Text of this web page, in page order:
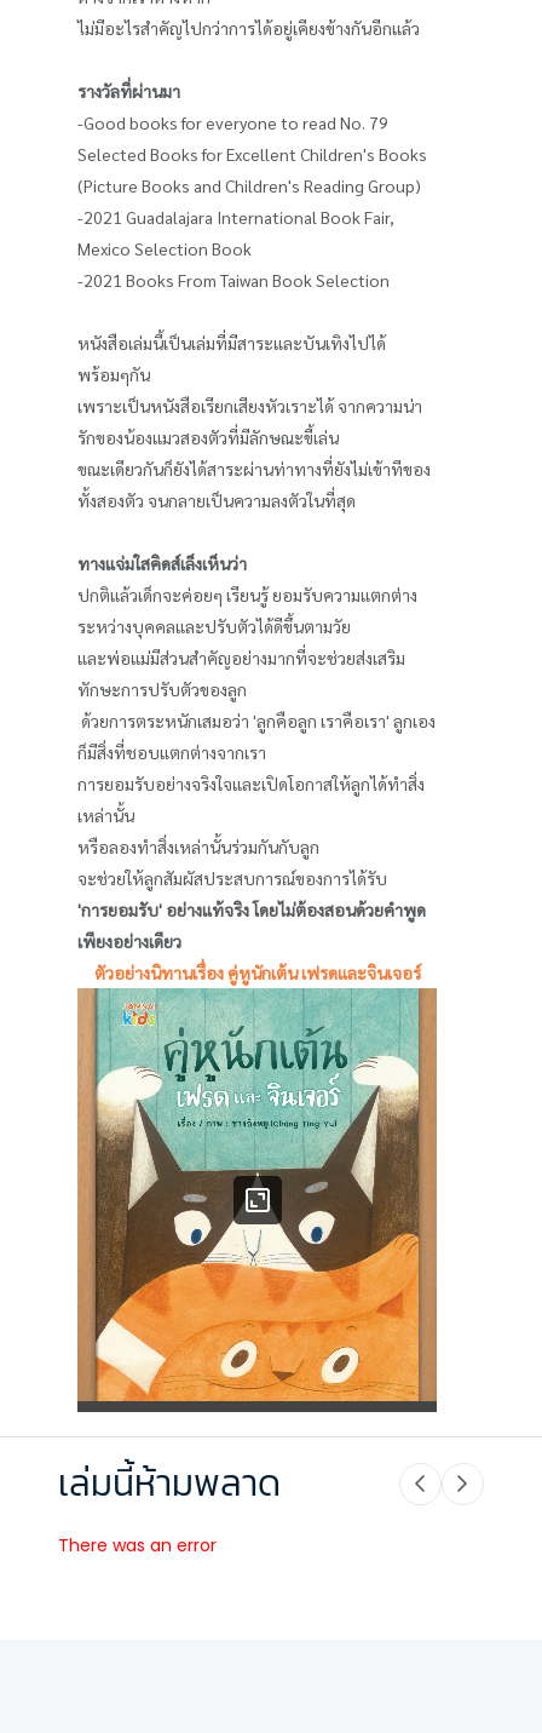
ไม่มีอะไรสำคัญไปกว่าการได้อยู่เคียงข้างกันอีกแล้ว
รางวัลที่ผ่านมา
-Good books for everyone to read No. 79
Selected Books for Excellent Children's Books
(Picture Books and Children's Reading Group)
-2021 Guadalajara International Book Fair,
Mexico Selection Book
-2021 Books From Taiwan Book Selection
หนังสือเล่มนี้เป็นเล่มที่มีสาระและบันเทิงไปได้
พร้อมๆกัน
เพราะเป็นหนังสือเรียกเสียงหัวเราะได้ จากความน่า
รักของน้องแมวสองตัวที่มีลักษณะขี้เล่น
ขณะเดียวกันก็ยังได้สาระผ่านท่าทางที่ยังไม่เข้าทีของ
ทั้งสองตัว จนกลายเป็นความลงตัวในที่สุด
ทางแจ่มใสคิดส์เล็งเห็นว่า
ปกติแล้วเด็กจะค่อยๆ เรียนรู้ ยอมรับความแตกต่าง
ระหว่างบุคคลและปรับตัวได้ดีขึ้นตามวัย
และพ่อแม่มีส่วนสําคัญอย่างมากที่จะช่วยส่งเสริม
ทักษะการปรับตัวของลูก
ด้วยการตระหนักเสมอว่า 'ลูกคือลูก เราคือเรา' ลูกเอง
ก็มีสิ่งที่ชอบแตกต่างจากเรา
การยอมรับอย่างจริงใจและเปิดโอกาสให้ลูกได้ทําสิ่ง
เหล่านั้น
หรือลองทำสิ่งเหล่านั้นร่วมกันกับลูก
จะช่วยให้ลูกสัมผัสประสบการณ์ของการได้รับ
'การยอมรับ' อย่างแท้จริง โดยไม่ต้องสอนด้วยคําพูด
เพียงอย่างเดียว
ตัวอย่างนิทานเรื่อง คู่หูนักเต้น เฟรดและจินเจอร์
เล่มนี้ห้ามพลาด
There was an error